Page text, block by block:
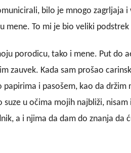
bilo je mnogo zagrljaja i
mene. To mi je bio veliki podstrek
porodicu, tako i mene. Put do
zauvek. Kada sam prošao
i pasošem, kao da držim
u očima mojih najbliži,
a i njima da dam do znanja da